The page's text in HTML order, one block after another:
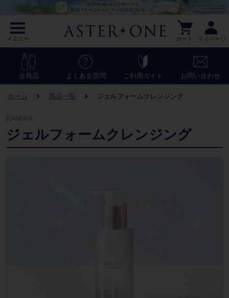
メニュー マイページ
カート
全商品 よくある質問 ご利用ガイド お問い合わせ
ホーム 商品一覧 ジェルフォームクレンジング
KAMIKA
ジェルフォームクレンジング